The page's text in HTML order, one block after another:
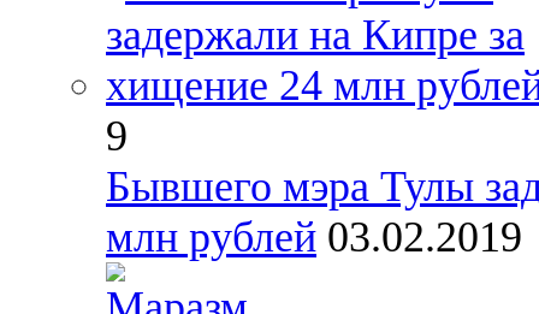
9
Бывшего мэра Тулы
млн рублей 03.02.2019